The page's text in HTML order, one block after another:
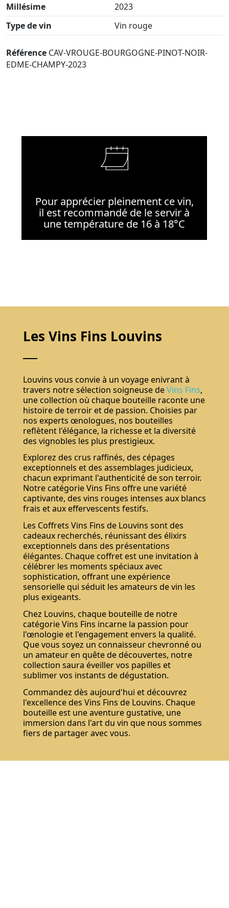
Millésime
2023
Type de vin
Vin rouge
Référence CAV-VROUGE-BOURGOGNE-PINOT-NOIR-
EDME-CHAMPY-2023
Pour apprécier pleinement ce vin,
il est recommandé de le servir à
une température de 16 à 18°C
Les Vins Fins Louvins
Louvins vous convie à un voyage enivrant à
travers notre sélection soigneuse deVins Fins,
une collection où chaque bouteille raconte une
histoire de terroir et de passion. Choisies par
nos experts œnologues, nos bouteilles
reflètent l'élégance, la richesse et la diversité
des vignobles les plus prestigieux.
Explorez des crus raffinés, des cépages
exceptionnels et des assemblages judicieux,
chacun exprimant l'authenticité de son terroir.
Notre catégorie Vins Fins offre une variété
captivante, des vins rouges intenses aux blancs
frais et aux effervescents festifs.
Les Coffrets Vins Fins de Louvins sont des
cadeaux recherchés, réunissant des élixirs
exceptionnels dans des présentations
élégantes. Chaque coffret est une invitation à
célébrer les moments spéciaux avec
sophistication, offrant une expérience
sensorielle qui séduit les amateurs de vin les
plus exigeants.
Chez Louvins, chaque bouteille de notre
catégorie Vins Fins incarne la passion pour
l'œnologie et l'engagement envers la qualité.
Que vous soyez un connaisseur chevronné ou
un amateur en quête de découvertes, notre
collection saura éveiller vos papilles et
sublimer vos instants de dégustation.
Commandez dès aujourd'hui et découvrez
l'excellence des Vins Fins de Louvins. Chaque
bouteille est une aventure gustative, une
immersion dans l'art du vin que nous sommes
fiers de partager avec vous.
S'abonner